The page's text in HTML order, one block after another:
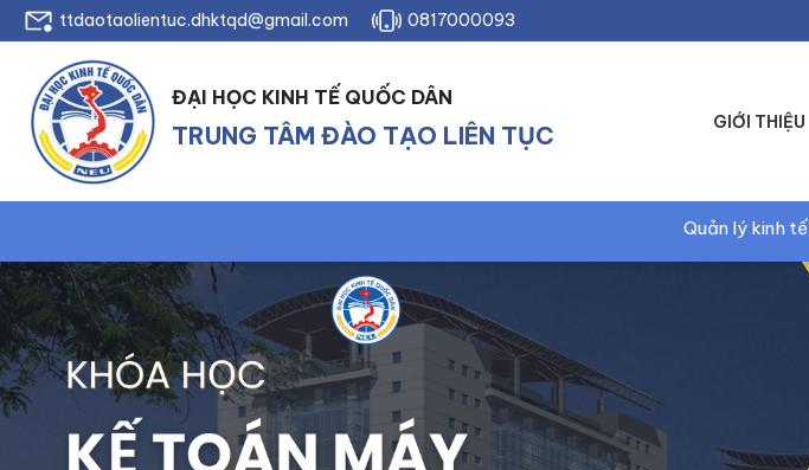
ttdaotaolientuc.dhktqd@gmail.com 0817000093
ĐẠI HỌC KINH TẾ QUỐC DÂN
TRUNG TÂM ĐÀO TẠO LIÊN TỤC GIỚI THIỆU
Quản lý kinh tế tài chính cho cán bộ quản lý ngành Y